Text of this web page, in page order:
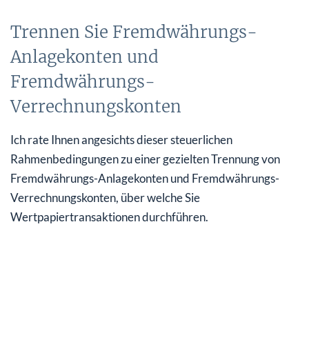
Trennen Sie Fremdwährungs-
Anlagekonten und
Fremdwährungs-
Verrechnungskonten
Ich rate Ihnen angesichts dieser steuerlichen
Rahmenbedingungen zu einer gezielten Trennung von
Fremdwährungs-Anlagekonten und Fremdwährungs-
Verrechnungskonten, über welche Sie
Wertpapiertransaktionen durchführen.